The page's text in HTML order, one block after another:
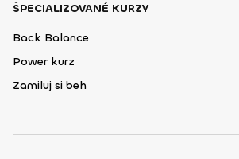
ŠPECIALIZOVANÉ KURZY
Back Balance
Power kurz
Zamiluj si beh